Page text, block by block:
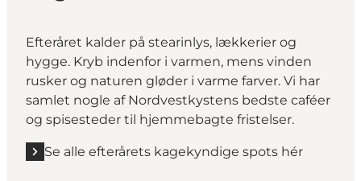
Efteråret kalder på stearinlys, lækkerier og
hygge. Kryb indenfor i varmen, mens vinden
rusker og naturen gløder i varme farver. Vi har
samlet nogle af Nordvestkystens bedste caféer
og spisesteder til hjemmebagte fristelser.
Se alle efterårets kagekyndige spots hér